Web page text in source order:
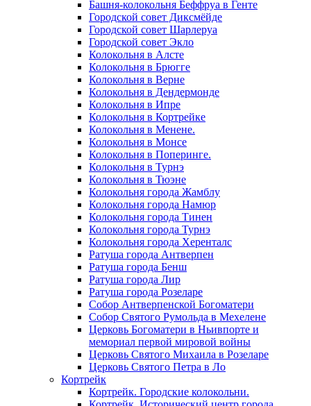
Башня-колокольня Беффруа в Генте
Городской совет Диксмёйде
Городской совет Шарлеруа
Городской совет Экло
Колокольня в Алсте
Колокольня в Брюгге
Колокольня в Верне
Колокольня в Дендермонде
Колокольня в Ипре
Колокольня в Кортрейке
Колокольня в Менене.
Колокольня в Монсе
Колокольня в Поперинге.
Колокольня в Турнэ
Колокольня в Тюэне
Колокольня города Жамблу
Колокольня города Намюр
Колокольня города Тинен
Колокольня города Турнэ
Колокольня города Херенталс
Ратуша города Антверпен
Ратуша города Бенш
Ратуша города Лир
Ратуша города Розеларе
Собор Антверпенской Богоматери
Собор Святого Румольда в Мехелене
Церковь Богоматери в Ньивпорте и
мемориал первой мировой войны
Церковь Святого Михаила в Розеларе
Церковь Святого Петра в Ло
Кортрейк
Кортрейк. Городские колокольни.